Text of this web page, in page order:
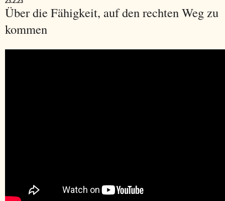
Über die Fähigkeit, auf den rechten Weg zu
kommen